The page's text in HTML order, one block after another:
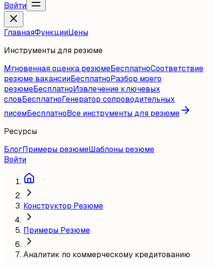
Войти
ГлавнаяФункцииЦены
Инструменты для резюме
Мгновенная оценка резюмеБесплатноСоответствие
резюме вакансииБесплатноРазбор моего
резюмеБесплатноИзвлечение ключевых
словБесплатноГенератор сопроводительных
писемБесплатноВсе инструменты для резюме
Ресурсы
БлогПримеры резюмеШаблоны резюме
Войти
Конструктор Резюме
Примеры Резюме
Аналитик по коммерческому кредитованию